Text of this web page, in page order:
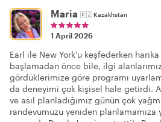
Maria 🇰🇿Kazakhstan
1 April 2026
Earl ile New York'u keşfederken
başlamadan önce bile, ilgi
gördüklerimize göre programı
da deneyimi çok kişisel hale getirdi.
ve asıl planladığımız günün çok
randevumuzu yeniden planlamamıza